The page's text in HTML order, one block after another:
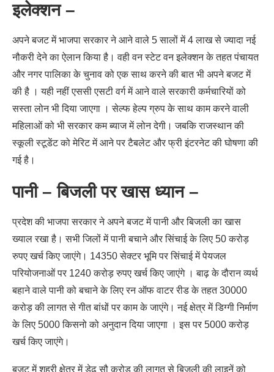
इलेक्शन –
अपने बजट में भाजपा सरकार ने आने वाले 5 सालों में 4 लाख से ज्यादा नई
नौकरी देने का ऐलान किया है। वही वन स्टेट वन इलेक्शन के तहत पंचायत
और नगर पालिका के चुनाव को एक साथ करने की बात भी अपने बजट में
की है । यही नहीं एससी एसटी वर्ग में आने वाले सरकारी कर्मचारियों को
सस्ता लोन भी दिया जाएगा । सेल्फ हेल्प ग्रुप के साथ काम करने वाली
महिलाओं को भी सरकार कम ब्याज में लोन देगी। जबकि राजस्थान की
स्कूली स्टूडेंट को मेरिट में आने पर टैबलेट और फ्री इंटरनेट की घोषणा की
गई है।
पानी – बिजली पर खास ध्यान –
प्रदेश की भाजपा सरकार ने अपने बजट में पानी और बिजली का खास
ख्याल रखा है। सभी जिलों में पानी बचाने और सिंचाई के लिए 50 करोड़
रुपए खर्च किए जाएंगे। 14350 सेक्टर भूमि पर सिंचाई में पेयजल
परियोजनाओं पर 1240 करोड़ रुपए खर्च किए जाएंगे । बाढ़ के दौरान व्यर्थ
बहाने वाले पानी को बचाने के लिए रन ऑफ वाटर रीड के तहत 30000
करोड़ की लागत से गीत बांधों पर काम के जाएंगे। नई क्षेत्र में डिग्गी निर्माण
के लिए 5000 किसनो को अनुदान दिया जाएगा । इस पर 5000 करोड़
खर्च किए जाएंगे।
बजट में शहरी क्षेत्र में डेढ़ सौ करोड़ की लागत से बिजली की लाइनें को